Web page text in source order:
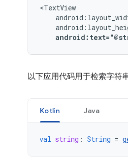
以下应用代码用于检索字符
Kotlin Java
val string : String =